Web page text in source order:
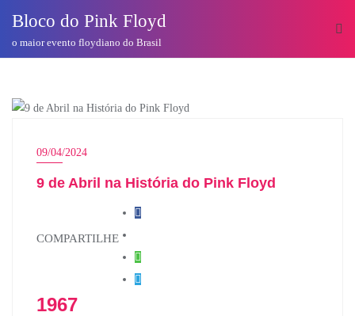
conteúdo
Bloco do Pink Floyd
o maior evento floydiano do Brasil
09/04/2024
9 de Abril na História do Pink Floyd
COMPARTILHE
1967